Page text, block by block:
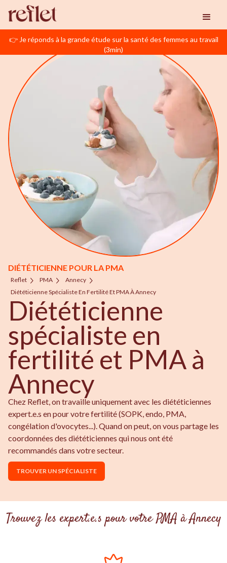
👉 Je réponds à la grande étude sur la santé des femmes au travail
(3min)
DIÉTÉTICIENNE POUR LA PMA
Reflet PMA
Annecy
Diététicienne Spécialiste En Fertilité Et PMA À Annecy
Diététicienne
spécialiste en
fertilité et PMA à
Annecy
Chez Reflet, on travaille uniquement avec les diététiciennes
expert.e.s en pour votre fertilité (SOPK, endo, PMA,
congélation d'ovocytes...). Quand on peut, on vous partage les
coordonnées des diététiciennes qui nous ont été
recommandés dans votre secteur.
TROUVER UN SPÉCIALISTE
Trouvez les expert.e.s pour votre PMA à Annecy